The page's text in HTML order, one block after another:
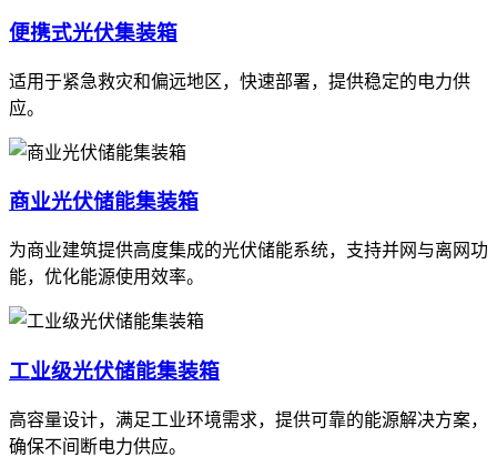
便携式光伏集装箱
适用于紧急救灾和偏远地区，快速部署，提供稳定的电力供
应。
商业光伏储能集装箱
为商业建筑提供高度集成的光伏储能系统，支持并网与离网功
能，优化能源使用效率。
工业级光伏储能集装箱
高容量设计，满足工业环境需求，提供可靠的能源解决方案，
确保不间断电力供应。